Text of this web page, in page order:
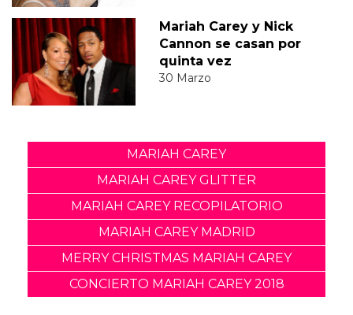
Mariah Carey y Nick
Cannon se casan por
quinta vez
30 Marzo
MARIAH CAREY
MARIAH CAREY GLITTER
MARIAH CAREY RECOPILATORIO
MARIAH CAREY MADRID
MERRY CHRISTMAS MARIAH CAREY
CONCIERTO MARIAH CAREY 2018